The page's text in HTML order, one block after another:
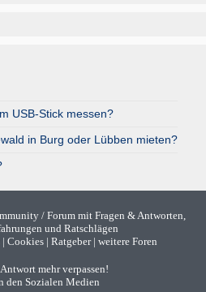
USB-Stick messen?
in Burg oder Lübben mieten?
/ Forum mit Fragen & Antworten,
und Ratschlägen
| Cookies | Ratgeber| weitere Foren
mehr verpassen!
den Sozialen Medien